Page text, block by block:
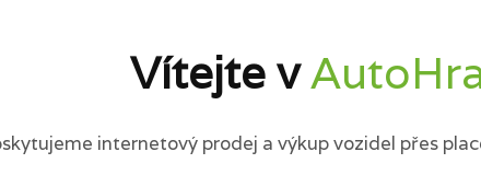
Vítejte v
internetový prodej a výkup vozidel přes